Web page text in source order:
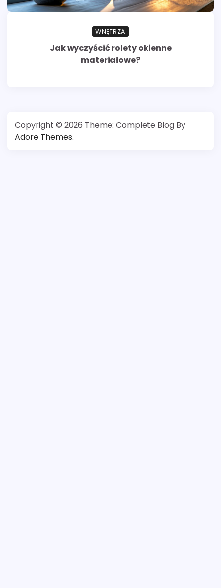
WNĘTRZA
Jak wyczyścić rolety okienne
materiałowe?
Copyright © 2026 Theme: Complete Blog By
Adore Themes.